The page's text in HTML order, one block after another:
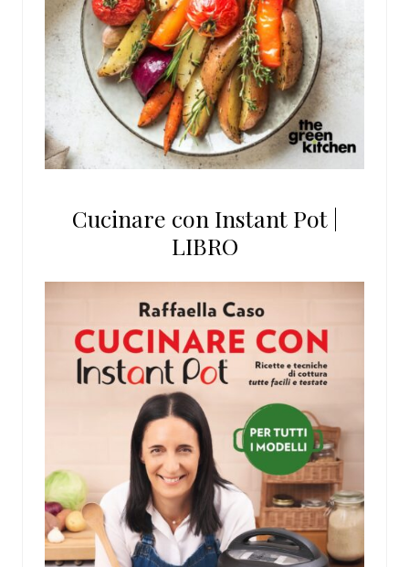
Cucinare con Instant Pot |
LIBRO